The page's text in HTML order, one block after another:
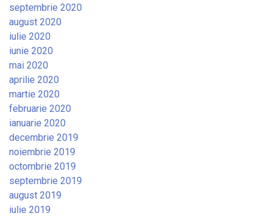
septembrie 2020
august 2020
iulie 2020
iunie 2020
mai 2020
aprilie 2020
martie 2020
februarie 2020
ianuarie 2020
decembrie 2019
noiembrie 2019
octombrie 2019
septembrie 2019
august 2019
iulie 2019